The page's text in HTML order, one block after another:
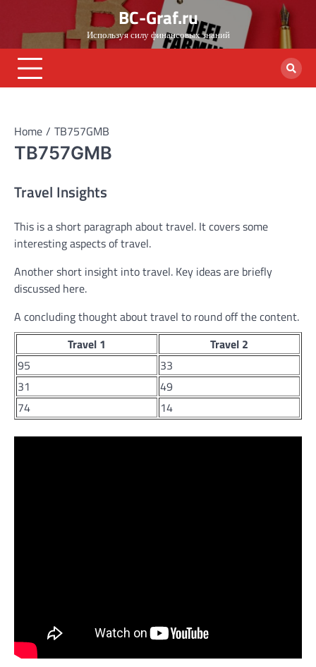
content
BC-Graf.ru
Используя силу финансовых знаний
Home TB757GMB
TB757GMB
Travel Insights
This is a short paragraph about travel. It covers some
interesting aspects of travel.
Another short insight into travel. Key ideas are briefly
discussed here.
A concluding thought about travel to round off the content.
Travel 1
Travel 2
95
33
31
49
74
14